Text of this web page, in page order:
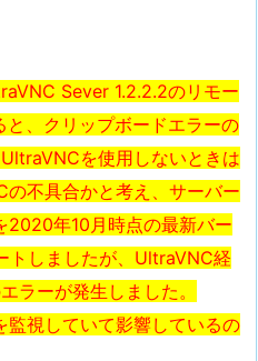
Sever 1.2.2.2のリモー
と 、クリップボードエラーの
を使用しないときは
不具合かと考え、サーバー
2020年10月時点の最新バー
トしましたが、UltraVNC経
ラーが発生しました。
視していて影響しているの